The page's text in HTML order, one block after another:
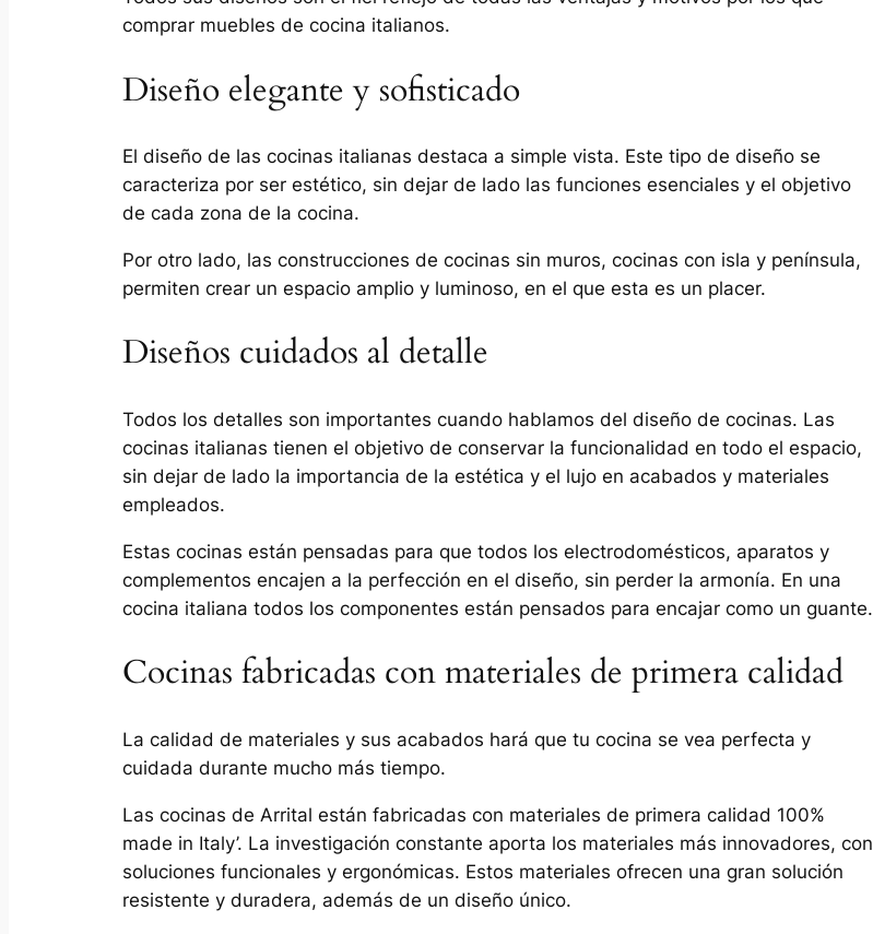
comprar muebles de cocina italianos.
Diseño elegante y sofisticado
El diseño de las cocinas italianas destaca a simple vista. Este tipo de diseño se
caracteriza por ser estético, sin dejar de lado las funciones esenciales y el objetivo
de cada zona de la cocina.
Por otro lado, las construcciones de cocinas sin muros, cocinas con isla y península,
permiten crear un espacio amplio y luminoso, en el que esta es un placer.
Diseños cuidados al detalle
Todos los detalles son importantes cuando hablamos del diseño de cocinas. Las
cocinas italianas tienen el objetivo de conservar la funcionalidad en todo el espacio,
sin dejar de lado la importancia de la estética y el lujo en acabados y materiales
empleados.
Estas cocinas están pensadas para que todos los electrodomésticos, aparatos y
complementos encajen a la perfección en el diseño, sin perder la armonía. En una
cocina italiana todos los componentes están pensados para encajar como un guante.
Cocinas fabricadas con materiales de primera calidad
La calidad de materiales y sus acabados hará que tu cocina se vea perfecta y
cuidada durante mucho más tiempo.
Las cocinas de Arrital están fabricadas con materiales de primera calidad 100%
made in Italy’. La investigación constante aporta los materiales más innovadores, con
soluciones funcionales y ergonómicas. Estos materiales ofrecen una gran solución
resistente y duradera, además de un diseño único.